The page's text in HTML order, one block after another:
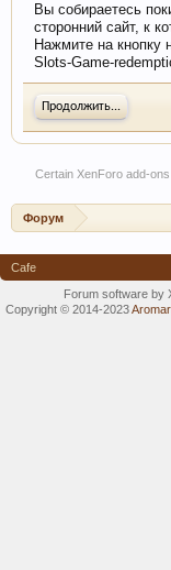
Вы собираетесь
сторонний сайт, к
Нажмите на кнопку
Slots-Game-
Продолжить...
Certain XenForo add-
Форум
Cafe
Forum software by
Copyright © 2014-2023